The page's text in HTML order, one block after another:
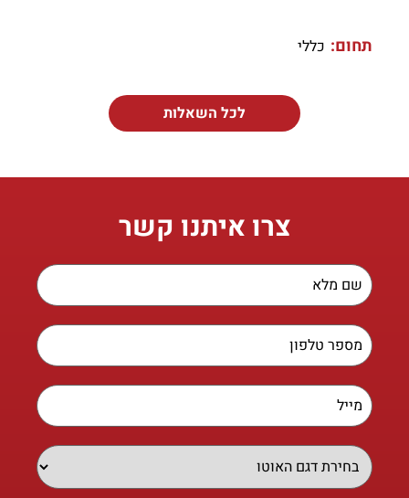
תחום: כללי
לכל השאלות
צרו איתנו קשר